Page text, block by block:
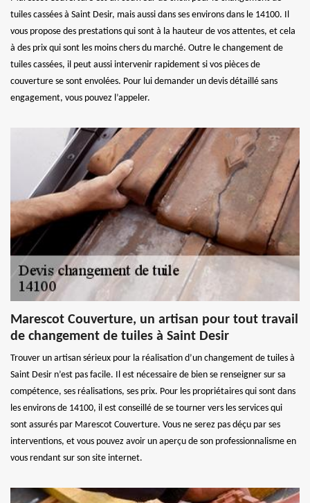
tuiles cassées à Saint Desir, mais aussi dans ses environs dans le 14100. Il
vous propose des prestations qui sont à la hauteur de vos attentes, et cela
à des prix qui sont les moins chers du marché. Outre le changement de
tuiles cassées, il peut aussi intervenir rapidement si vos pièces de
couverture se sont envolées. Pour lui demander un devis détaillé sans
engagement, vous pouvez l’appeler.
Marescot Couverture, un artisan pour tout travail
de changement de tuiles à Saint Desir
Trouver un artisan sérieux pour la réalisation d’un changement de tuiles à
Saint Desir n’est pas facile. Il est nécessaire de bien se renseigner sur sa
compétence, ses réalisations, ses prix. Pour les propriétaires qui sont dans
les environs de 14100, il est conseillé de se tourner vers les services qui
sont assurés par Marescot Couverture. Vous ne serez pas déçu par ses
interventions, et vous pouvez avoir un aperçu de son professionnalisme en
vous rendant sur son site internet.